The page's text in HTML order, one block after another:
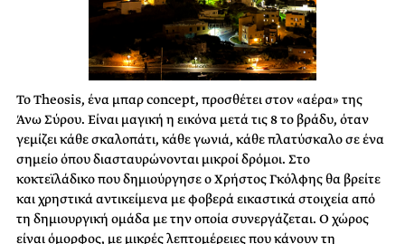
Το Theosis, ένα μπαρ concept, προσθέτει στον «αέρα» της
Άνω Σύρου. Είναι μαγική η εικόνα μετά τις 8 το βράδυ, όταν
γεμίζει κάθε σκαλοπάτι, κάθε γωνιά, κάθε πλατύσκαλο σε ένα
σημείο όπου διασταυρώνονται μικροί δρόμοι. Στο
κοκτεϊλάδικο που δημιούργησε ο Χρήστος Γκόλφης θα βρείτε
και χρηστικά αντικείμενα με φοβερά εικαστικά στοιχεία από
τη δημιουργική ομάδα με την οποία συνεργάζεται. Ο χώρος
είναι όμορφος, με μικρές λεπτομέρειες που κάνουν τη